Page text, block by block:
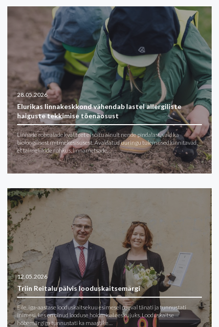
28.05.2026
Elurikas linnakeskkond vähendab lastel allergiliste
haiguste tekkimise tõenäosust
Linnade rohealade kvaliteet ei sõltu ainult nende pindalast, vaid ka
bioloogilisest mitmekesisusest. Avaldatud uuringu tulemused kinnitavad,
et taimeliikide rohkus, linnametsade…
12.05.2026
Triin Reitalu pälvis looduskaitsemärgi
Eile, iga-aastase looduskaitsekuu esimesel päeval tänati ja tunnustati
inimesi, kes on olnud looduse hoidmisel eeskujuks. Looduskaitse
hõbemärgiga tunnustati ka maastike…